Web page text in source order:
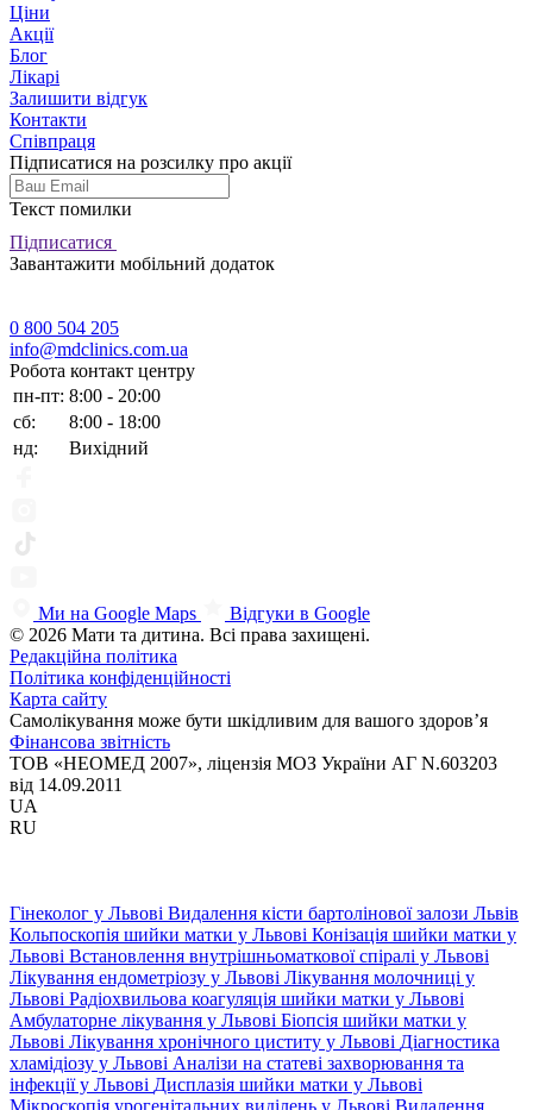
Ціни
Акції
Блог
Лікарі
Залишити відгук
Контакти
Співпраця
Підписатися на розсилку про акції
Текст помилки
Підписатися
Завантажити мобільний додаток
0 800 504 205
info@mdclinics.com.ua
Робота контакт центру
пн-пт: 8:00 - 20:00
сб:
8:00 - 18:00
нд:
Вихідний
Ми на Google Maps
Відгуки в Google
© 2026 Мати та дитина. Всі права захищені.
Редакційна політика
Політика конфіденційності
Карта сайту
Самолікування може бути шкідливим для вашого здоров’я
Фінансова звітність
ТОВ «НЕОМЕД 2007», ліцензія МОЗ України АГ N.603203
від 14.09.2011
UA
RU
Гінеколог у Львові Видалення кісти бартолінової залози Львів
Кольпоскопія шийки матки у Львові Конізація шийки матки у
Львові Встановлення внутрішньоматкової спіралі у Львові
Лікування ендометріозу у Львові Лікування молочниці у
Львові Радіохвильова коагуляція шийки матки у Львові
Амбулаторне лікування у Львові Біопсія шийки матки у
Львові Лікування хронічного циститу у Львові Діагностика
хламідіозу у Львові Аналізи на статеві захворювання та
інфекції у Львові Дисплазія шийки матки у Львові